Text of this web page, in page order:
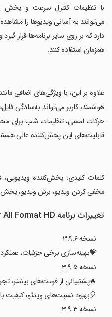
‏با تنظیمات کنترل سرعت و پخش
می‌توانند به آسانی ویدیوها را
دارد که بر روی سایر برنامه‌ها قرار
همزمان استفاده کنند.
‏علاوه بر این، با ویژگی‌های اضافی
هوشمند، کاربر می‌تواند به‌سادگی
حرکات لمسی، تنظیمات شب برای
قابلیت‌های این پخش‌کننده عالی
‏کلمات کلیدی: پخش‌کننده
مخفی کردن ویدیو، برش ویدیو، پخش HD، کنترل سرعت.
تغییرات برنامه Video Player All Format HD در نسخه جدید
نسخه ۳.۹.۶
💝بهینه‌سازی برخی جزئیات،
نسخه ۳.۹.۵
🔥پشتیبانی از فرمت‌های بیشتر،
🎈بهبود نسبت‌های ویدئو، کیفیت
نسخه ۳.۹.۳